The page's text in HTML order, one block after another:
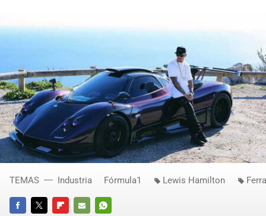
TEMAS Industria Fórmula1 Lewis Hamilton